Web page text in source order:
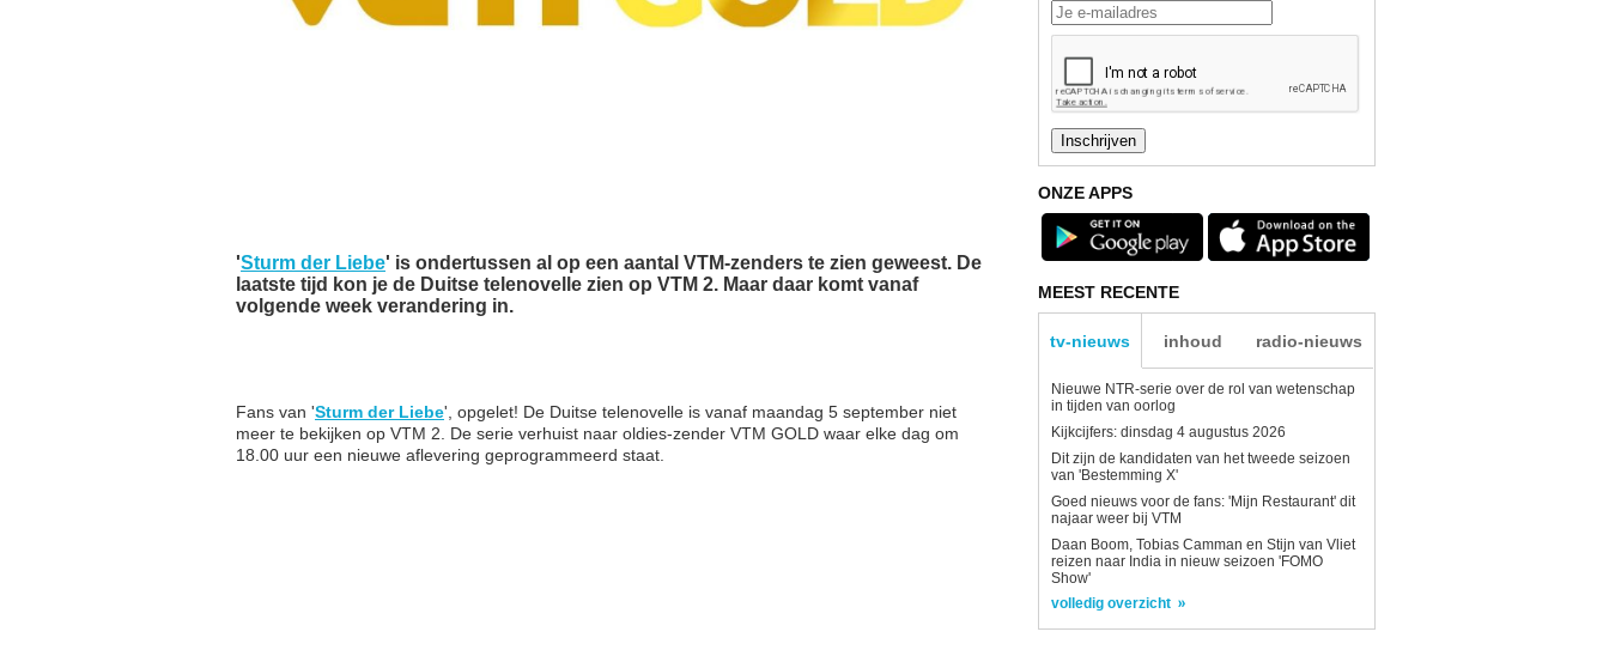
'Sturm der Liebe' is ondertussen al op een aantal VTM-zenders te zien geweest. De
laatste tijd kon je de Duitse telenovelle zien op VTM 2. Maar daar komt vanaf
volgende week verandering in.
Fans van 'Sturm der Liebe', opgelet! De Duitse telenovelle is vanaf maandag 5 september niet
meer te bekijken op VTM 2. De serie verhuist naar oldies-zender VTM GOLD waar elke dag om
18.00 uur een nieuwe aflevering geprogrammeerd staat.
ONZE APPS
MEEST RECENTE
tv-nieuws inhoud radio-nieuws
Nieuwe NTR-serie over de rol van wetenschap
in tijden van oorlog
Kijkcijfers: dinsdag 4 augustus 2026
Dit zijn de kandidaten van het tweede seizoen
van 'Bestemming X'
Goed nieuws voor de fans: 'Mijn Restaurant' dit
najaar weer bij VTM
Daan Boom, Tobias Camman en Stijn van Vliet
reizen naar India in nieuw seizoen 'FOMO
Show'
volledig overzicht